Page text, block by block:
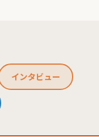
インタビュー